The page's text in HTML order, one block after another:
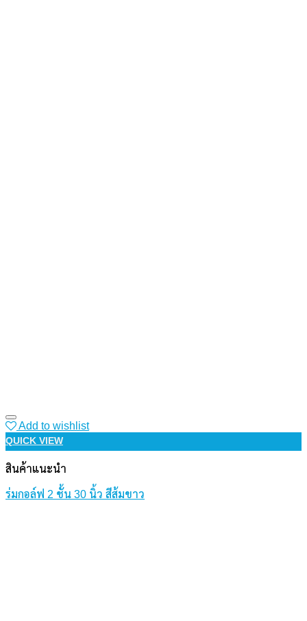
Add to wishlist
QUICK VIEW
สินค้าแนะนำ
ร่มกอล์ฟ 2 ชั้น 30 นิ้ว สีส้มขาว